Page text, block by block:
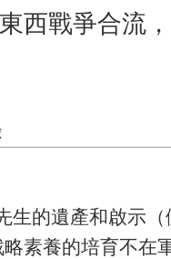
西戰爭合流
生的遺產和啟示（
素養的培育不在